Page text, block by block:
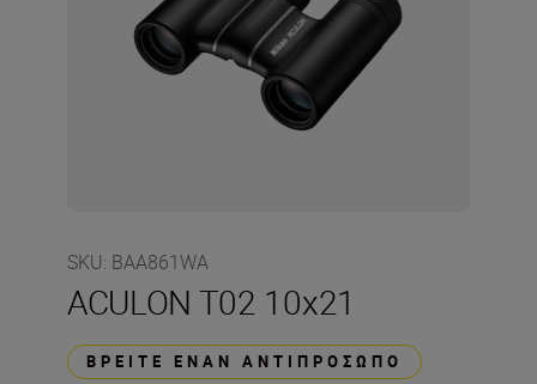
SKU: BAA861WA
ACULON T02 10x21
ΒΡΕΊΤΕ ΈΝΑΝ ΑΝΤΙΠΡΌΣΩΠΟ